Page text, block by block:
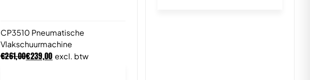
CP3510 Pneumatische
Vlakschuurmachine
€261,00€239,00 excl. btw